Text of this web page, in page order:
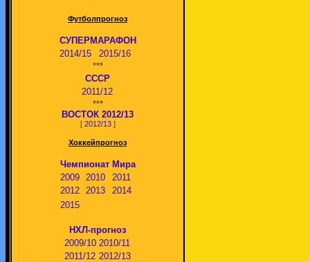
Футболпрогноз
СУПЕРМАРАФОН
2014/15
2015/16
***
СССР
2011/12
***
ВОСТОК 2012/13
[ 2012/13]
Хоккейпрогноз
Чемпионат Мира
2009
2010
2011
2012
2013
2014
2015
НХЛ-прогноз
2009/10 2010/11
2011/12 2012/13